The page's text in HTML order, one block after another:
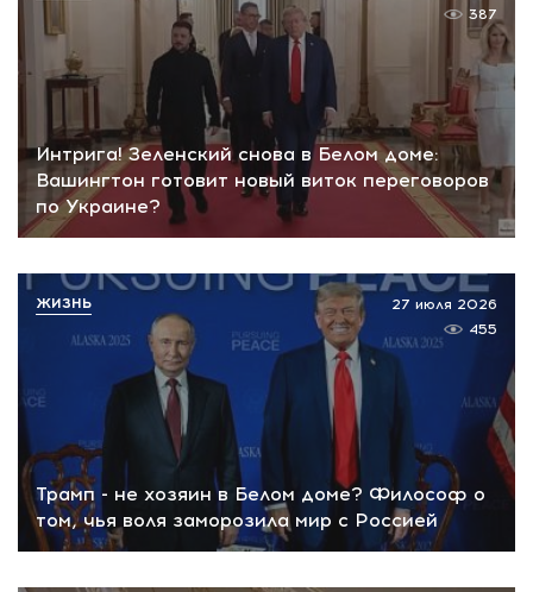
Интрига! Зеленский снова в Белом доме:
Вашингтон готовит новый виток переговоров
по Украине?
387
Трамп - не хозяин в Белом доме? Философ о
том, чья воля заморозила мир с Россией
27 июля 2026
455
ЖИЗНЬ